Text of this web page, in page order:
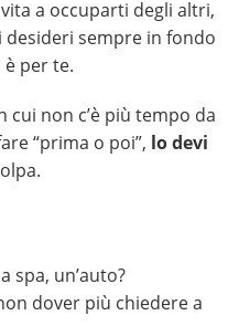
a occuparti degli altri,
sempre in fondo
per te.
non c’è più tempo da
“prima o poi”, lo devi
spa, un’auto?
dover più chiedere a